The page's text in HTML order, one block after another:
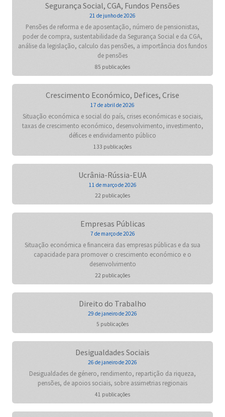
Segurança Social, CGA, Fundos Pensões
21 de junho de 2026
Pensões de reforma e de aposentação, número de pensionistas,
poder de compra, sustentabilidade da Segurança Social e da CGA,
análise da legislação, calculo das pensões, a importância dos fundos
de pensões
85 publicações
Crescimento Económico, Defices, Crise
17 de abril de 2026
Situação económica e social do país, crises económicas e sociais,
taxas de crescimento económico, desenvolvimento, investimento,
défices e endividamento público
133 publicações
Ucrânia-Rússia-EUA
11 de março de 2026
22 publicações
Empresas Públicas
7 de março de 2026
Situação económica e financeira das empresas públicas e da sua
capacidade para promover o crescimento económico e o
desenvolvimento
22 publicações
Direito do Trabalho
29 de janeiro de 2026
5 publicações
Desigualdades Sociais
26 de janeiro de 2026
Desigualdades de género, rendimento, repartição da riqueza,
pensões, de apoios sociais, sobre assimetrias regionais
41 publicações